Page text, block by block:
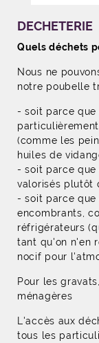
Quels déchets
Nous ne
notre poubelle
- soit parce
(comme les
huiles de
- soit parce
valorisés plutôt
- soit parce
encombrants,
réfrigérateurs
tant qu'on n'en
nocif pour
Pour les
ménagères
L'accès aux
tous les